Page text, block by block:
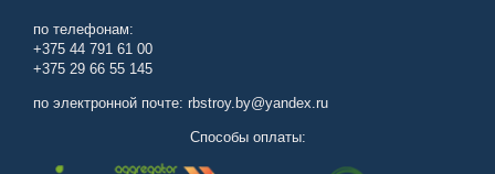
по телефонам:
+375 44 791 61 00
+375 29 66 55 145
по электронной почте: rbstroy.by@yandex.ru
Способы оплаты: